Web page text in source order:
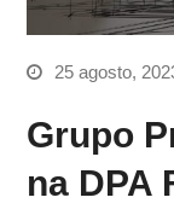
25 agosto,
Grupo
na DPA